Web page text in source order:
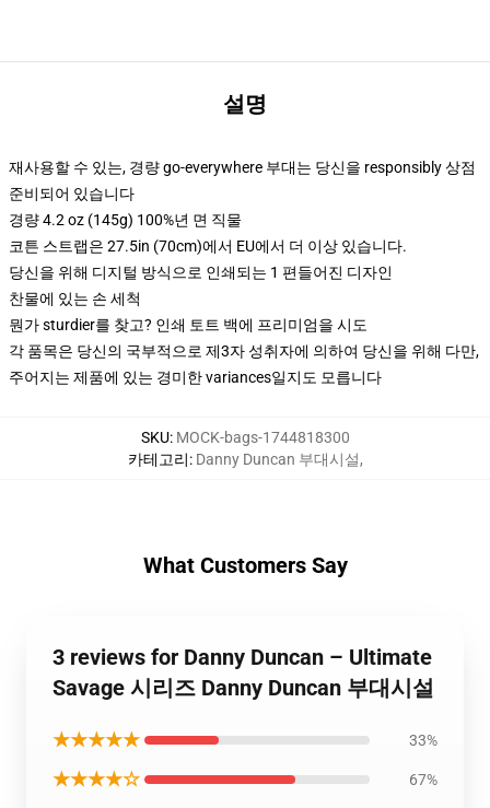
설명
재사용할 수 있는, 경량 go-everywhere 부대는 당신을 responsibly 상점
준비되어 있습니다
경량 4.2 oz (145g) 100%년 면 직물
코튼 스트랩은 27.5in (70cm)에서 EU에서 더 이상 있습니다.
당신을 위해 디지털 방식으로 인쇄되는 1 편들어진 디자인
찬물에 있는 손 세척
뭔가 sturdier를 찾고? 인쇄 토트 백에 프리미엄을 시도
각 품목은 당신의 국부적으로 제3자 성취자에 의하여 당신을 위해 다만,
주어지는 제품에 있는 경미한 variances일지도 모릅니다
SKU: MOCK-bags-1744818300
카테고리: Danny Duncan 부대시설,
What Customers Say
3 reviews for Danny Duncan – Ultimate
Savage 시리즈 Danny Duncan 부대시설
★★★★★ 33%
★★★★☆ 67%